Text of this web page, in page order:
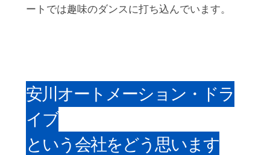
ートでは趣味のダンスに打ち込んでいます。
安川オートメーション・ドラ
イブ
という会社をどう思います